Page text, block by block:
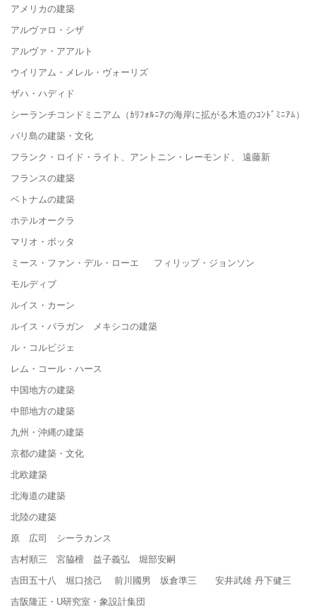
アメリカの建築
アルヴァロ・シザ
アルヴァ・アアルト
ウイリアム・メレル・ヴォーリズ
ザハ・ハディド
シーランチコンドミニアム（ｶﾘﾌｫﾙﾆｱの海岸に拡がる木造のｺﾝﾄﾞﾐﾆｱﾑ）
バリ島の建築・文化
フランク・ロイド・ライト、アントニン・レーモンド、 遠藤新
フランスの建築
ベトナムの建築
ホテルオークラ
マリオ・ボッタ
ミース・ファン・デル・ローエ フィリップ・ジョンソン
モルディブ
ルイス・カーン
ルイス・バラガン メキシコの建築
ル・コルビジェ
レム・コール・ハース
中国地方の建築
中部地方の建築
九州・沖縄の建築
京都の建築・文化
北欧建築
北海道の建築
北陸の建築
原 広司 シーラカンス
吉村順三 宮脇檀 益子義弘 堀部安嗣
吉田五十八 堀口捨己 前川國男 坂倉準三 安井武雄 丹下健三
吉阪隆正・U研究室・象設計集団